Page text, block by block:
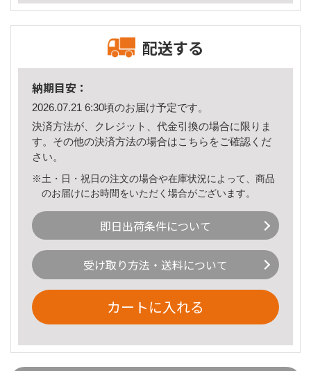
配送する
納期目安：
2026.07.21 6:30頃のお届け予定です。
決済方法が、クレジット、代金引換の場合に限りま
す。その他の決済方法の場合はこちら をご確認くだ
さい。
※土・日・祝日の注文の場合や在庫状況によって、商品
のお届けにお時間をいただく場合がございます。
即日出荷条件について
受け取り方法・送料について
カートに入れる